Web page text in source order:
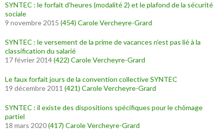
SYNTEC : le forfait d’heures (modalité 2) et le plafond de la sécurité
sociale
9 novembre 2015 (454) Carole Vercheyre-Grard
SYNTEC : le versement de la prime de vacances n’est pas lié à la
classification du salarié
17 février 2014(422) Carole Vercheyre-Grard
Le faux forfait jours de la convention collective SYNTEC
19 décembre 2011 (421) Carole Vercheyre-Grard
SYNTEC : il existe des dispositions spécifiques pour le chômage
partiel
18 mars 2020(417) Carole Vercheyre-Grard